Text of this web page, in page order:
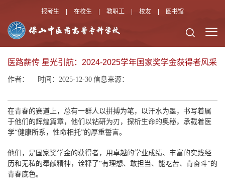
报考生 在校生 教职工 校友 图书馆
医路薪传 星光引航：2024-2025学年国家奖学金获得者风采
作者： 时间：2025-12-30 信息来源：
在青春的赛道上，总有一群人以拼搏为笔，以汗水为墨，书写着属
于他们的辉煌篇章，他们以钻研为刃，探析生命的奥秘，承载着医
学“健康所系，性命相托”的厚重誓言。
他们，是国家奖学金的获得者，用卓越的学业成绩、丰富的实践经
历和无私的奉献精神，诠释了“有理想、敢担当、能吃苦、肯奋斗”的
青春底色。